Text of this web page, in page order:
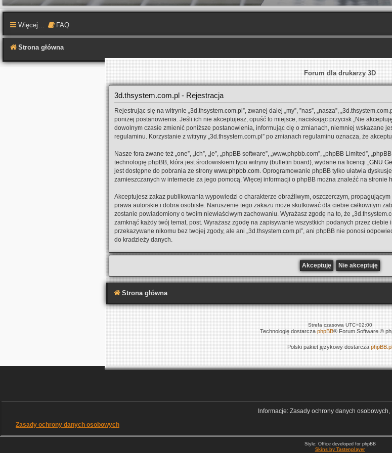
Więcej… FAQ
Strona główna
Forum dla drukarzy 3D
3d.thsystem.com.pl - Rejestracja
Rejestrując się na witrynie „3d.thsystem.com.pl”, zwanej dalej „my”, ”nas”, „nasza”,
poniżej postanowienia. Jeśli ich nie akceptujesz, opuść to miejsce, naciskając przycisk „Nie
dowolnym czasie zmienić poniższe postanowienia, informując cię o zmianach, niemniej wskazane
regulaminu. Korzystanie z witryny „3d.thsystem.com.pl” po zmianach regulaminu oznacza, że
Nasze fora zwane też „one”, „ich”, „je”, „phpBB software”, „www.phpbb.com”, „phpBB Limited”,
technologię phpBB, która jest środowiskiem typu witryny (bulletin board), wydane na licencji „GNU
jest dostępne do pobrania ze stronywww.phpbb.com. Oprogramowanie phpBB tylko ułatwia
zamieszczanych w internecie za jego pomocą. Więcej informacji o phpBB można znaleźć na stronie
Akceptujesz zakaz publikowania wypowiedzi o charakterze obraźliwym, oszczerczym,
prawa autorskie i dobra osobiste. Naruszenie tego zakazu może skutkować dla ciebie całkowitym
zostanie powiadomiony o twoim niewłaściwym zachowaniu. Wyrażasz zgodę na to, że
zamknąć każdy twój temat, post. Wyrażasz zgodę na zapisywanie wszystkich podanych przez
przekazywane nikomu bez twojej zgody, ale ani „3d.thsystem.com.pl”, ani phpBB nie ponosi
do kradzieży danych.
Strona główna
Strefa czasowa UTC+02:00
Technologię dostarcza phpBB® Forum Software ©
Polski pakiet językowy dostarcza phpBB.pl
Informacje: Zasady ochrony danych
Zasady ochrony danych osobowych
Style: Office developed for phpBB
Skins by Tastenplayer